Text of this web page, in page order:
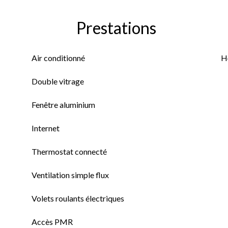
Prestations
Air conditionné
Double vitrage
Fenêtre aluminium
Internet
Thermostat connecté
Ventilation simple flux
Volets roulants électriques
Accès PMR